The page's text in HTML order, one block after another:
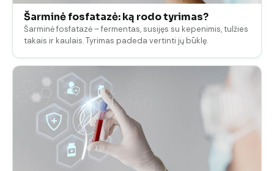
Šarminė fosfatazė: ką rodo tyrimas?
Šarminė fosfatazė – fermentas, susijęs su kepenimis, tulžies
takais ir kaulais. Tyrimas padeda vertinti jų būklę.